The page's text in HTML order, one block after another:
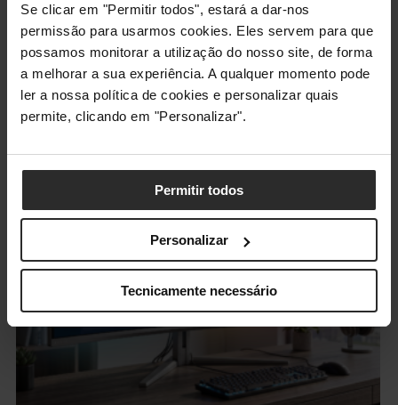
Se clicar em "Permitir todos", estará a dar-nos
permissão para usarmos cookies. Eles servem para que
possamos monitorar a utilização do nosso site, de forma
a melhorar a sua experiência. A qualquer momento pode
ler a nossa política de cookies e personalizar quais
permite, clicando em "Personalizar".
Permitir todos
Personalizar
Tecnicamente necessário
ARTIGOS RELACIONADOS: